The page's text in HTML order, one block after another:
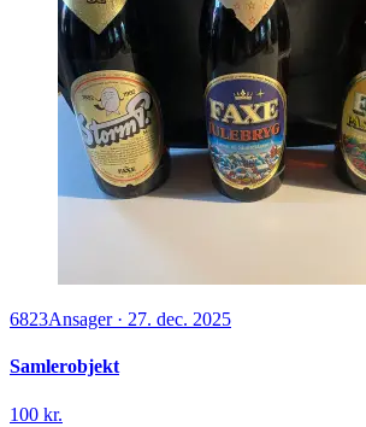
6823Ansager· 27. dec. 2025
Samlerobjekt
100 kr.